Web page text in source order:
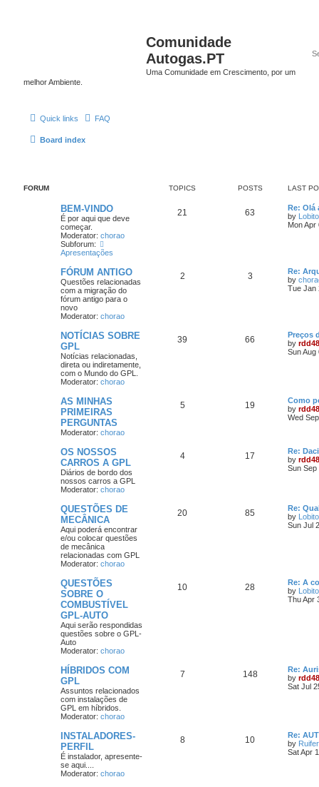
Comunidade
Autogas.PT
Uma Comunidade em Crescimento, por um
melhor Ambiente.
Quick links FAQ
Board index
FORUM TOPICS POSTS LAST
BEM-VINDO
É por aqui que deve
começar.
Moderator: chorao
Subforum:
Apresentações
21 63
Re: Olá
by Lobito
Mon Apr
FÓRUM ANTIGO
Questões relacionadas
com a migração do
fórum antigo para o
novo
Moderator: chorao
2 3
Re:
by
Tue Jan
NOTÍCIAS SOBRE
GPL
Notícias relacionadas,
direta ou indiretamente,
com o Mundo do GPL.
Moderator: chorao
39 66
Preços
by
Sun Aug
AS MINHAS
PRIMEIRAS
PERGUNTAS
Moderator: chorao
5 19
Como
by
Wed
OS NOSSOS
CARROS A GPL
Diários de bordo dos
nossos carros a GPL
Moderator: chorao
4 17
Re:
by
Sun Sep
QUESTÕES DE
MECÂNICA
Aqui poderá encontrar
e/ou colocar questões
de mecânica
relacionadas com GPL
Moderator: chorao
20 85
Re:
by Lobito
Sun Jul
QUESTÕES
SOBRE O
COMBUSTÍVEL
GPL-AUTO
Aqui serão respondidas
questões sobre o GPL-
Auto
Moderator: chorao
10 28
Re: A
by Lobito
Thu Apr
HÍBRIDOS COM
GPL
Assuntos relacionados
com instalações de
GPL em híbridos.
Moderator: chorao
7 148
Re:
by
Sat Jul
INSTALADORES-
PERFIL
É instalador, apresente-
se aqui....
Moderator: chorao
8 10
Re:
by
Sat Apr